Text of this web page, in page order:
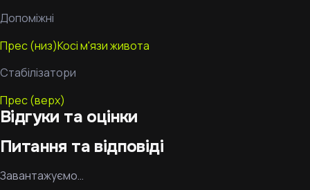
Допоміжні
Прес (низ)Косі м'язи живота
Стабілізатори
Прес (верх)
Відгуки та оцінки
Питання та відповіді
Завантажуємо…